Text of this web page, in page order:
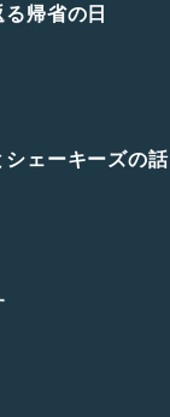
帰省の日
ェーキーズの話